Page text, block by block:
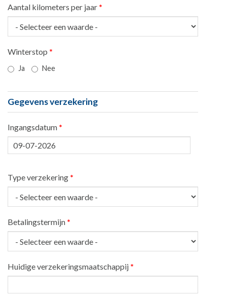
Aantal kilometers per jaar *
Winterstop *
Ja Nee
Gegevens verzekering
Ingangsdatum *
Datum
Type verzekering *
Betalingstermijn *
Huidige verzekeringsmaatschappij *